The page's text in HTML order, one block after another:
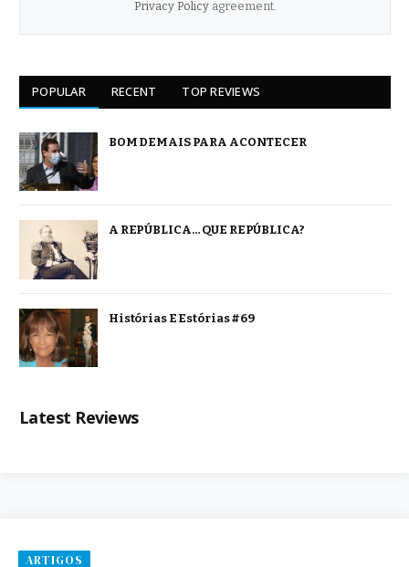
Privacy Policyagreement.
POPULAR RECENT TOP REVIEWS
BOM DEMAIS PARA ACONTECER
A REPÚBLICA… QUE REPÚBLICA?
Histórias E Estórias #69
Latest Reviews
ARTIGOS